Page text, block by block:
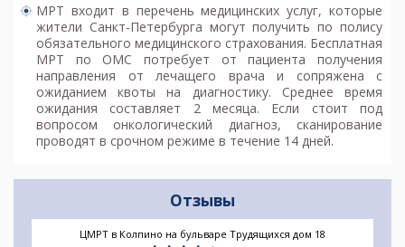
МРТ входит в перечень медицинских услуг, которые
жители Санкт-Петербурга могут получить по полису
обязательного медицинского страхования. Бесплатная
МРТ по ОМС потребует от пациента получения
направления от лечащего врача и сопряжена с
ожиданием квоты на диагностику. Среднее время
ожидания составляет 2 месяца. Если стоит под
вопросом онкологический диагноз, сканирование
проводят в срочном режиме в течение 14 дней.
Отзывы
ЦМРТ в Колпино на бульваре Трудящихся дом 18